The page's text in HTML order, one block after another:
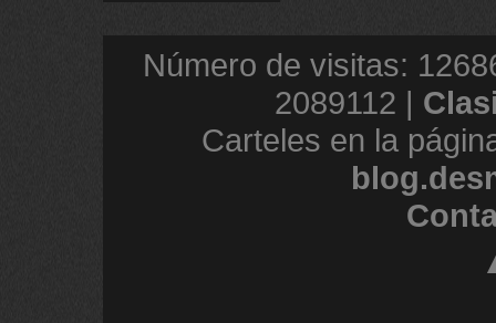
Número de visitas:
2089112 |
Carteles en la